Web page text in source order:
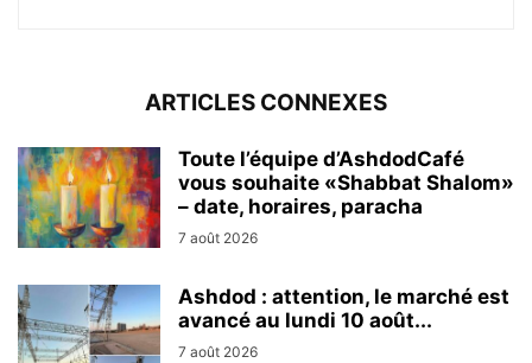
ARTICLES CONNEXES
Toute l’équipe d’AshdodCafé
vous souhaite «Shabbat Shalom»
– date, horaires, paracha
7 août 2026
Ashdod : attention, le marché est
avancé au lundi 10 août...
7 août 2026